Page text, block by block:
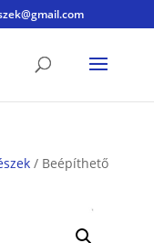
/ Beépíthető